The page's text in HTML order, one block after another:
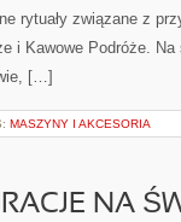
rytuały związane z
i Kawowe Podróże.
[…]
MASZYNY I AKCESORIA
NA